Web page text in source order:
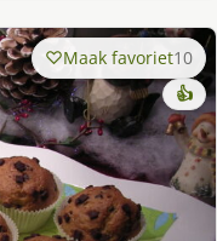
Maak favoriet10
👍